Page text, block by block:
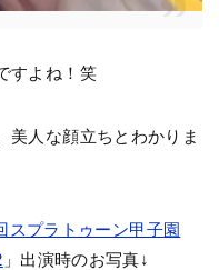
すよね！笑
美人な顔立ちとわかりま
スプラトゥーン甲子園
」出演時のお写真↓